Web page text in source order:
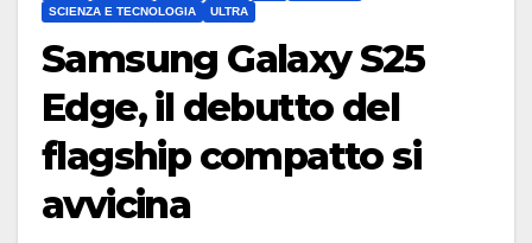
SCIENZA E TECNOLOGIA
ULTRA
Samsung Galaxy S25
Edge, il debutto del
flagship compatto si
avvicina